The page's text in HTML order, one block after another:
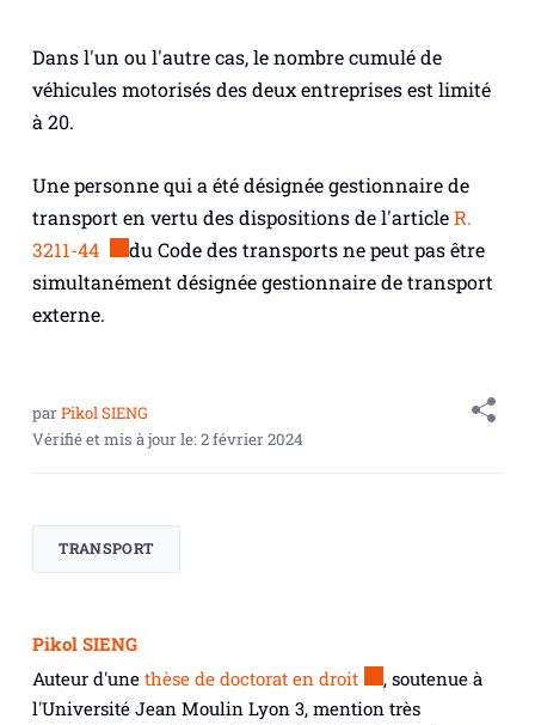
Dans l'un ou l'autre cas, le nombre cumulé de
véhicules motorisés des deux entreprises est limité
à 20.
Une personne qui a été désignée gestionnaire de
transport en vertu des dispositions de l'articleR.
3211-44
du Code des transports ne peut pas être
simultanément désignée gestionnaire de transport
externe.
par Pikol SIENG
Vérifié et mis à jour le:2 février 2024
TRANSPORT
Pikol SIENG
Auteur d'unethèse de doctorat en droit
, soutenue à
l'Université Jean Moulin Lyon 3, mention très